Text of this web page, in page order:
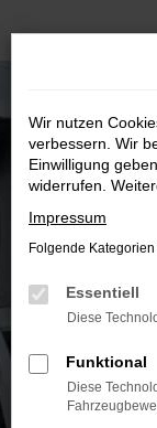
Wir nutzen
verbessern. Wir
Einwilligung
widerrufen.
Impressum
Folgende
Essentiell
Diese
Funktional
Diese